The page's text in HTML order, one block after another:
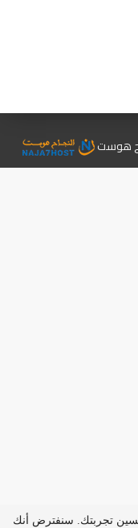
هوست
تجربتك. سنفترض أنك